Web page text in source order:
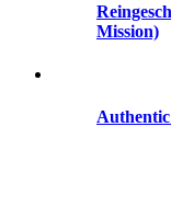
Mission)